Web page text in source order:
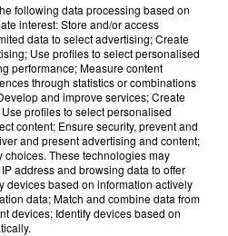
Hardelot : un
pour rendre
aux...
à Cléty : quatre
femmes en urgence...
following data processing based on
interest: Store and/or access
data to select advertising; Create
Use profiles to select personalised
performance; Measure content
through statistics or combinations
and improve services; Create
profiles to select personalised
content; Ensure security, prevent and
and present advertising and content;
These technologies may
address and browsing data to offer
devices based on information actively
data; Match and combine data from
devices; Identify devices based on